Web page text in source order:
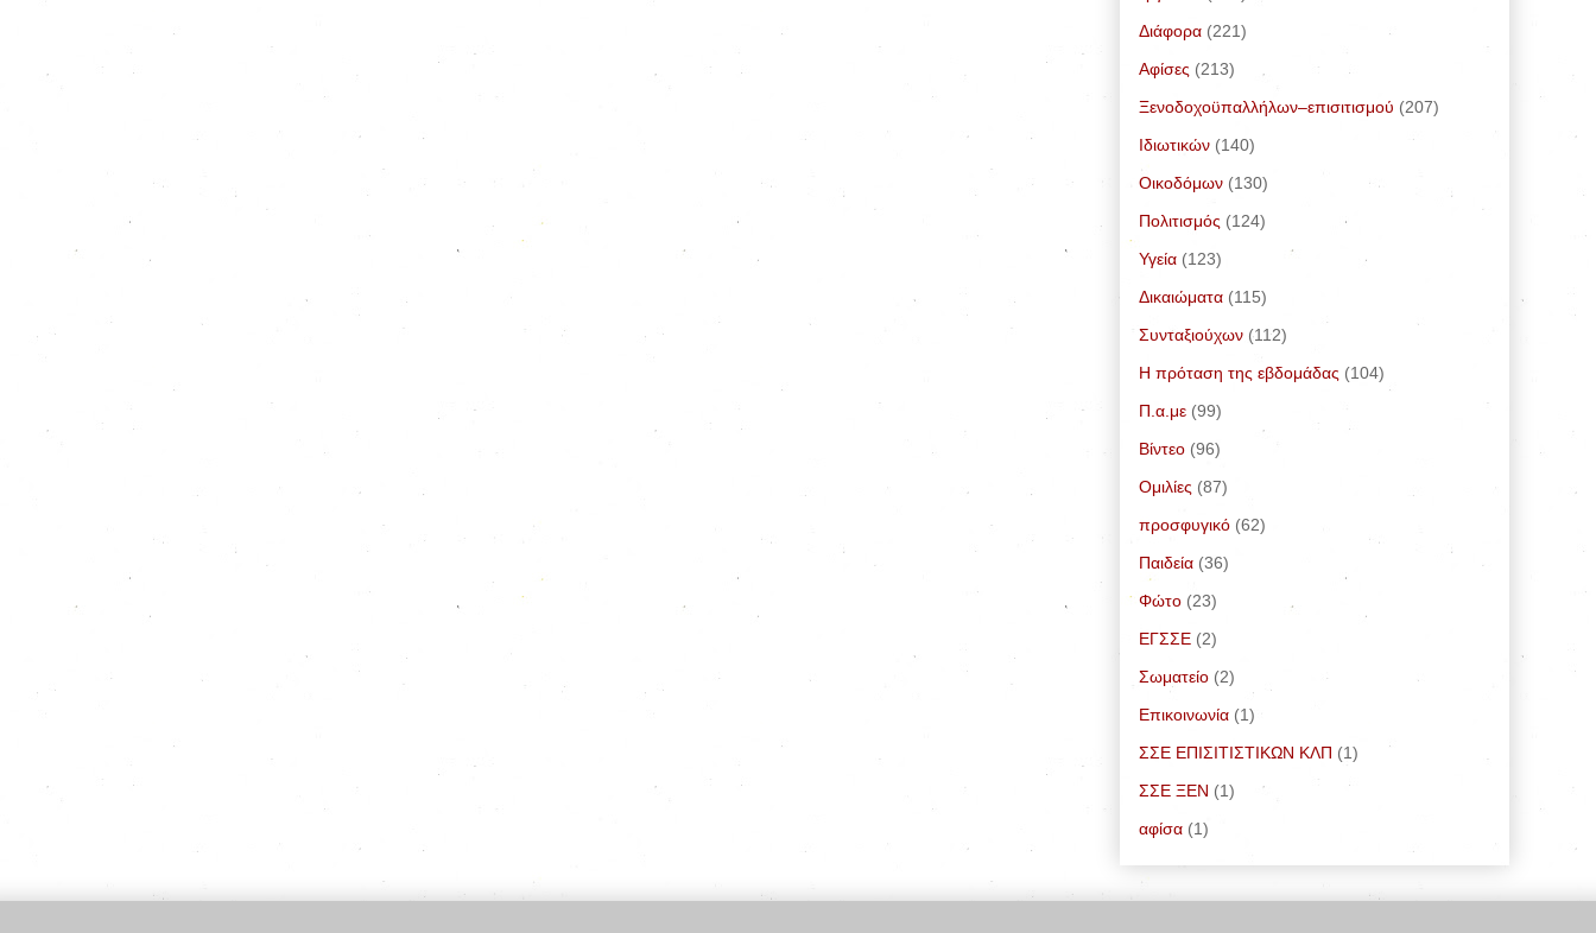
Διάφορα (221)
Αφίσες (213)
Ξενοδοχοϋπαλλήλων–επισιτισμού (207)
Ιδιωτικών (140)
Οικοδόμων (130)
Πολιτισμός (124)
Υγεία (123)
Δικαιώματα (115)
Συνταξιούχων (112)
Η πρόταση της εβδομάδας (104)
Π.α.με (99)
Bίντεο (96)
Ομιλίες (87)
προσφυγικό (62)
Παιδεία (36)
Φώτο (23)
ΕΓΣΣΕ (2)
Σωματείο (2)
Επικοινωνία (1)
ΣΣΕ ΕΠΙΣΙΤΙΣΤΙΚΩΝ ΚΛΠ (1)
ΣΣΕ ΞΕΝ (1)
αφίσα (1)